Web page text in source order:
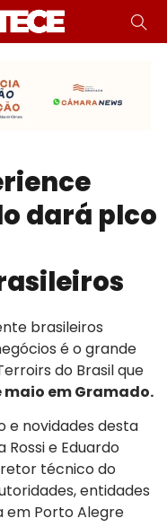
dará plco
brasileiros
é o grande
do Brasil que
maio em Gramado.
e novidades desta
Rossi e Eduardo
técnico do
entidades
em Porto Alegre